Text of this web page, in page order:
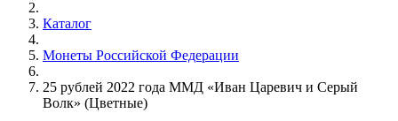
Каталог
Монеты Российской Федерации
25 рублей 2022 года ММД «Иван Царевич и Серый
Волк» (Цветные)